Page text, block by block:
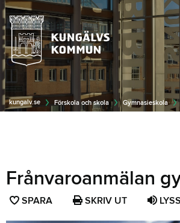
kungalv.se Förskola och skola Gymnasieskola
Frånvaroanmälan
SPARA SPARA SKRIV UT